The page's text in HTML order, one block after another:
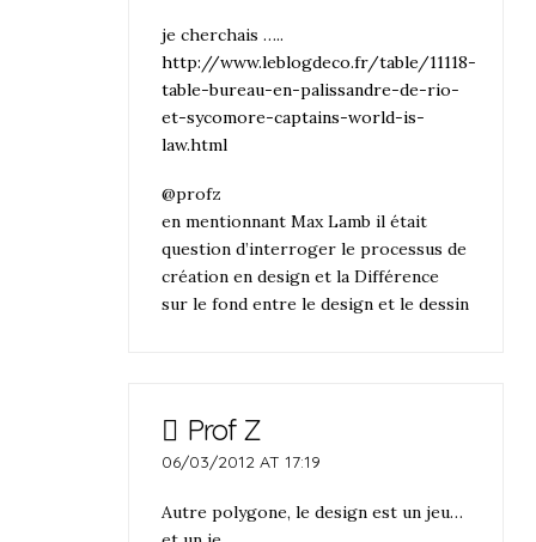
je cherchais …..
http://www.leblogdeco.fr/table/11118-
table-bureau-en-palissandre-de-rio-
et-sycomore-captains-world-is-
law.html
@profz
en mentionnant Max Lamb il était
question d’interroger le processus de
création en design et la Différence
sur le fond entre le design et le dessin
Prof Z
06/03/2012 AT 17:19
Autre polygone, le design est un jeu…